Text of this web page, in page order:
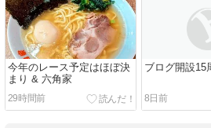
今年のレース予定はほぼ決
まり & 六角家
29時間前
ブログ開設15
8日前